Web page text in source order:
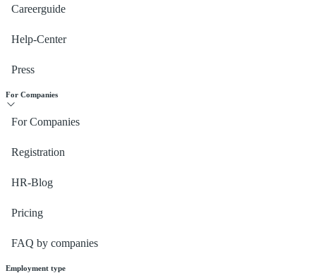
Careerguide
Help-Center
Press
For Companies
For Companies
Registration
HR-Blog
Pricing
FAQ by companies
Employment type